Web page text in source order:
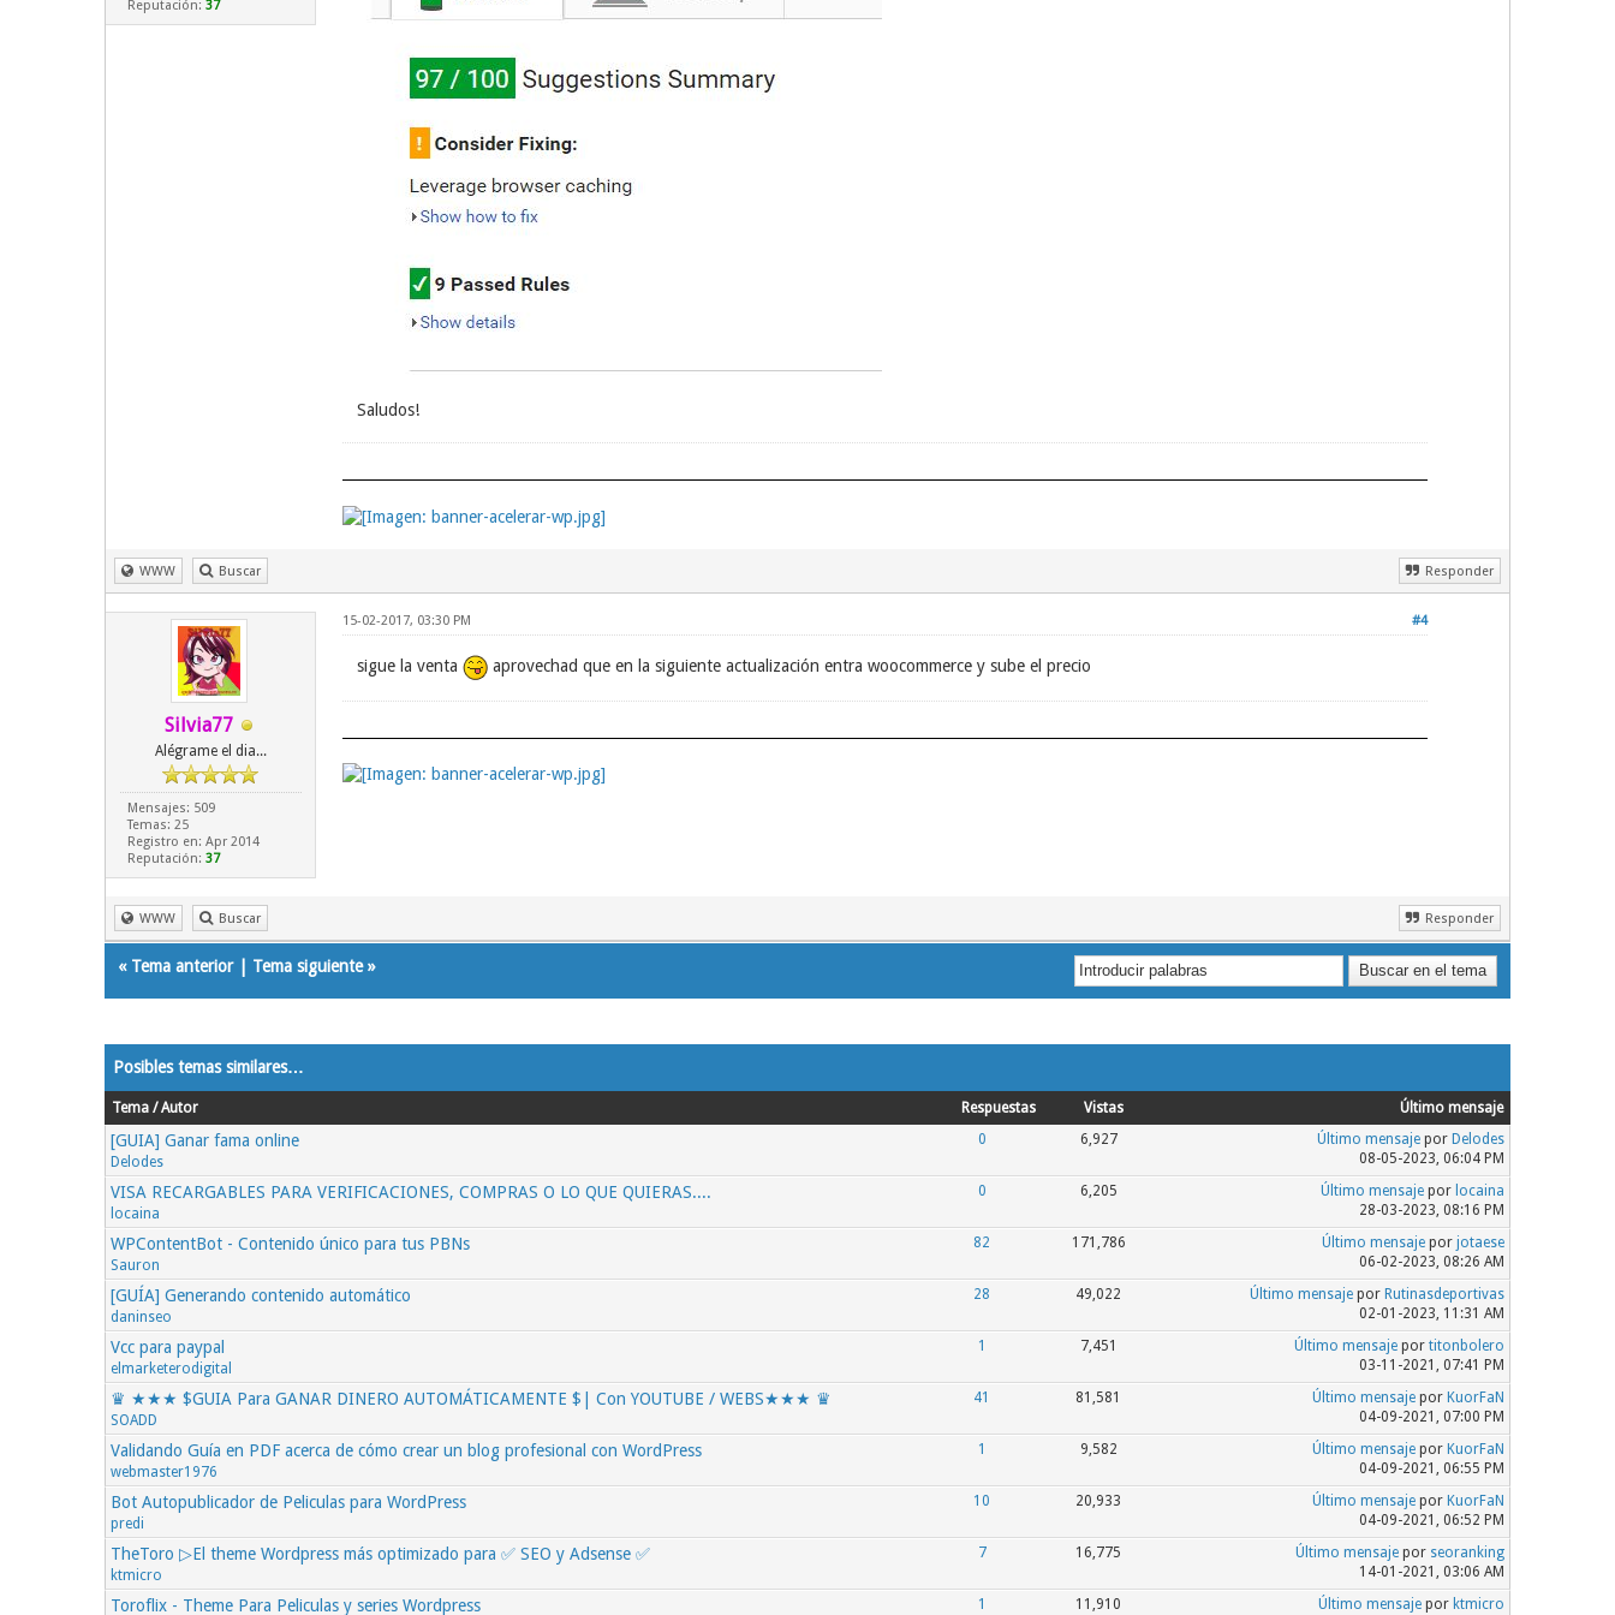
Reputación: 37
Saludos!
WWW Buscar Responder
Silvia77
Alégrame el dia...
Mensajes: 509
Temas: 25
Registro en: Apr 2014
Reputación: 37
#4
15-02-2017, 03:30 PM
sigue la venta aprovechad que en la siguiente actualización entra woocommerce y sube el precio
WWW Buscar Responder
« Tema anterior| Tema siguiente»
Posibles temas similares…
Tema / Autor Respuestas Vistas Último mensaje
[GUIA] Ganar fama online
Delodes
0 6,927 Último mensajepor Delodes
08-05-2023, 06:04 PM
VISA RECARGABLES PARA VERIFICACIONES, COMPRAS O LO QUE QUIERAS....
locaina
0 6,205 Último mensajepor locaina
28-03-2023, 08:16 PM
WPContentBot - Contenido único para tus PBNs
Sauron
82 171,786 Último mensajepor jotaese
06-02-2023, 08:26 AM
[GUÍA] Generando contenido automático
daninseo
28 49,022 Último mensajepor Rutinasdeportivas
02-01-2023, 11:31 AM
Vcc para paypal
elmarketerodigital
1 7,451 Último mensajepor titonbolero
03-11-2021, 07:41 PM
♛ ★★★ $GUIA Para GANAR DINERO AUTOMÁTICAMENTE $| Con YOUTUBE / WEBS★★★ ♛
SOADD
41 81,581 Último mensajepor KuorFaN
04-09-2021, 07:00 PM
Validando Guía en PDF acerca de cómo crear un blog profesional con WordPress
webmaster1976
1 9,582 Último mensajepor KuorFaN
04-09-2021, 06:55 PM
Bot Autopublicador de Peliculas para WordPress
predi
10 20,933 Último mensajepor KuorFaN
04-09-2021, 06:52 PM
TheToro ▷El theme Wordpress más optimizado para ✅ SEO y Adsense ✅
ktmicro
7 16,775 Último mensajepor seoranking
14-01-2021, 03:06 AM
Toroflix - Theme Para Peliculas y series Wordpress 1 11,910 Último mensajepor ktmicro